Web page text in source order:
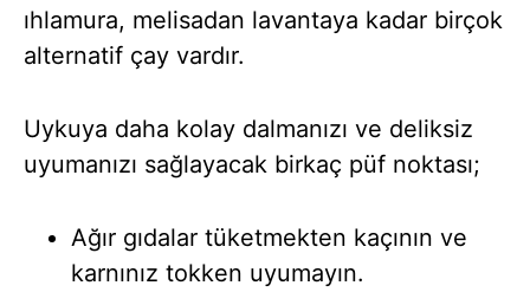
ıhlamura, melisadan lavantaya kadar birçok
alternatif çay vardır.
Uykuya daha kolay dalmanızı ve deliksiz
uyumanızı sağlayacak birkaç püf noktası;
Ağır gıdalar tüketmekten kaçının ve
karnınız tokken uyumayın.